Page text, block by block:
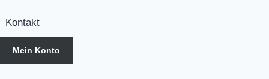
Kontakt
Mein Konto